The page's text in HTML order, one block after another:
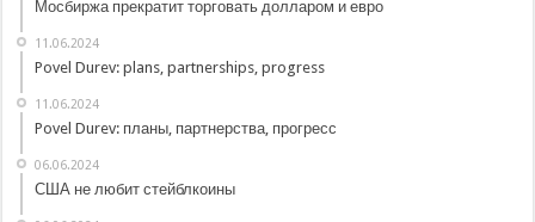
Мосбиржа прекратит торговать долларом и евро
11.06.2024
Povel Durev: plans, partnerships, progress
11.06.2024
Povel Durev: планы, партнерства, прогресс
06.06.2024
США не любит стейблкоины